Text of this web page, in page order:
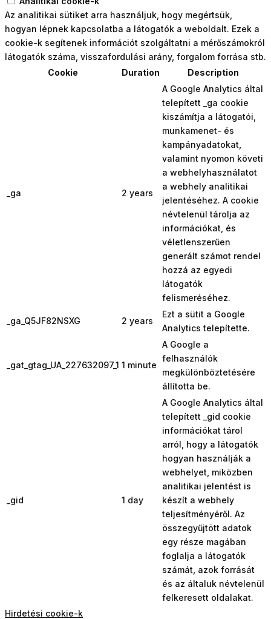
Az analitikai sütiket arra használjuk, hogy megértsük,
hogyan lépnek kapcsolatba a látogatók a weboldalt. Ezek a
cookie-k segítenek információt szolgáltatni a mérőszámokról
látogatók száma, visszafordulási arány, forgalom forrása stb.
Cookie
Duration Description
_ga 2 years
A Google Analytics által
telepített _ga cookie
kiszámítja a látogatói,
munkamenet- és
kampányadatokat,
valamint nyomon követi
a webhelyhasználatot
a webhely analitikai
jelentéséhez. A cookie
névtelenül tárolja az
információkat, és
véletlenszerűen
generált számot rendel
hozzá az egyedi
látogatók
felismeréséhez.
_ga_Q5JF82NSXG 2 years
Ezt a sütit a Google
Analytics telepítette.
_gat_gtag_UA_227632097_1 1 minute
A Google a
felhasználók
megkülönböztetésére
állította be.
_gid 1 day
A Google Analytics által
telepített _gid cookie
információkat tárol
arról, hogy a látogatók
hogyan használják a
webhelyet, miközben
analitikai jelentést is
készít a webhely
teljesítményéről. Az
összegyűjtött adatok
egy része magában
foglalja a látogatók
számát, azok forrását
és az általuk névtelenül
felkeresett oldalakat.
Hirdetési cookie-k